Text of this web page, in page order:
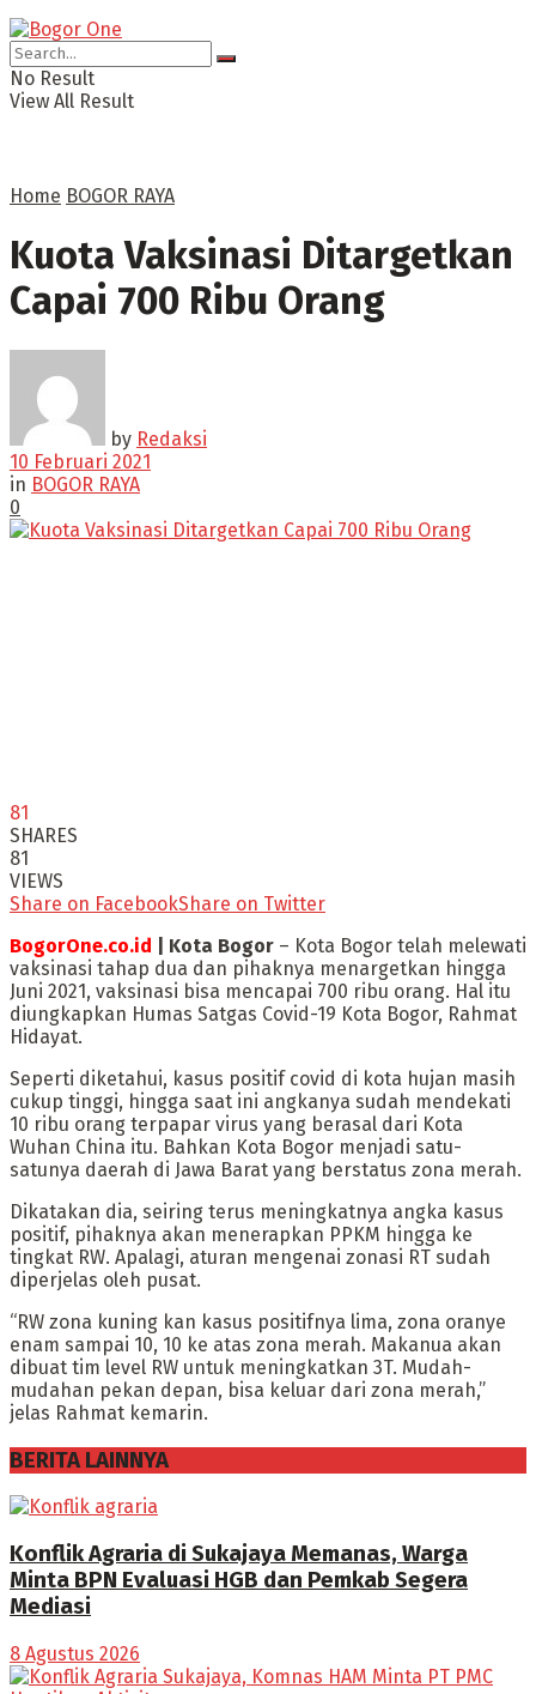
No Result
View All Result
Home BOGOR RAYA
Kuota Vaksinasi Ditargetkan
Capai 700 Ribu Orang
by Redaksi
10 Februari 2021
in BOGOR RAYA
0
81
SHARES
81
VIEWS
Share on FacebookShare on Twitter
BogorOne.co.id | Kota Bogor – Kota Bogor telah melewati
vaksinasi tahap dua dan pihaknya menargetkan hingga
Juni 2021, vaksinasi bisa mencapai 700 ribu orang. Hal itu
diungkapkan Humas Satgas Covid-19 Kota Bogor, Rahmat
Hidayat.
Seperti diketahui, kasus positif covid di kota hujan masih
cukup tinggi, hingga saat ini angkanya sudah mendekati
10 ribu orang terpapar virus yang berasal dari Kota
Wuhan China itu. Bahkan Kota Bogor menjadi satu-
satunya daerah di Jawa Barat yang berstatus zona merah.
Dikatakan dia, seiring terus meningkatnya angka kasus
positif, pihaknya akan menerapkan PPKM hingga ke
tingkat RW. Apalagi, aturan mengenai zonasi RT sudah
diperjelas oleh pusat.
“RW zona kuning kan kasus positifnya lima, zona oranye
enam sampai 10, 10 ke atas zona merah. Makanua akan
dibuat tim level RW untuk meningkatkan 3T. Mudah-
mudahan pekan depan, bisa keluar dari zona merah,”
jelas Rahmat kemarin.
BERITA LAINNYA
Konflik Agraria di Sukajaya Memanas, Warga
Minta BPN Evaluasi HGB dan Pemkab Segera
Mediasi
8 Agustus 2026